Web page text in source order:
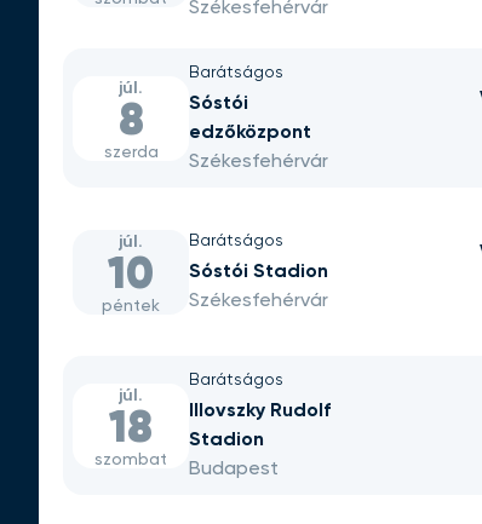
Székesfehérvár
júl.
8
szerda
Barátságos
Sóstói
edzőközpont
Székesfehérvár
júl.
10
péntek
Barátságos
Sóstói Stadion
Székesfehérvár
júl.
18
szombat
Barátságos
Illovszky Rudolf
Stadion
Budapest